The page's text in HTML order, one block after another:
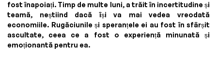
fost înapoiați. Timp de multe luni, a trăit în incertitudine și
teamă, neștiind dacă își va mai vedea vreodată
economiile. Rugăciunile și speranțele ei au fost în sfârșit
ascultate, ceea ce a fost o experiență minunată și
emoționantă pentru ea.